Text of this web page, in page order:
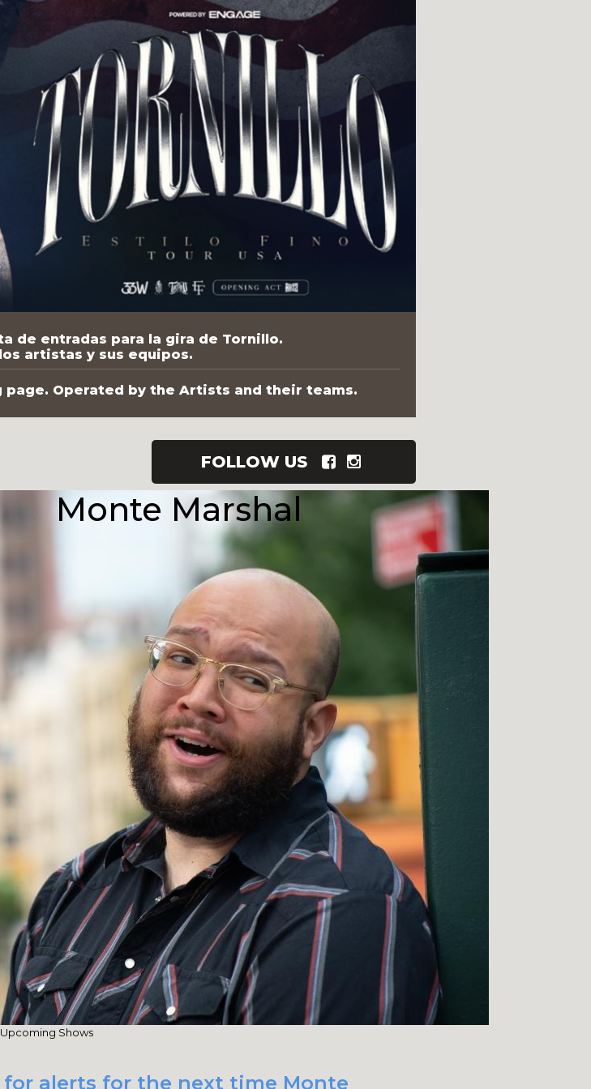
de entradas para la gira de Tornillo.
artistas y sus equipos.
page. Operated by the Artists and their teams.
FOLLOW US
Monte Marshal
Upcoming Shows
alerts for the next time Monte